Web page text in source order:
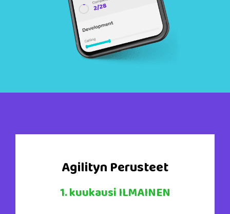
Agilityn Perusteet
1. kuukausiILMAINEN